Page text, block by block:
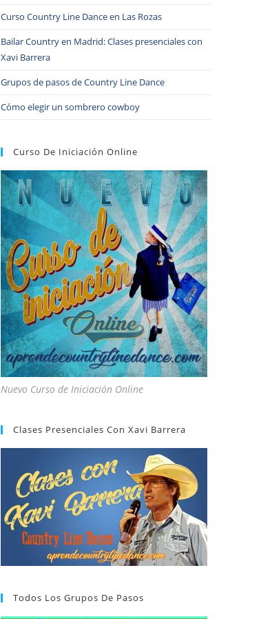
Curso Country Line Dance en Las Rozas
Bailar Country en Madrid: Clases presenciales con
Xavi Barrera
Grupos de pasos de Country Line Dance
Cómo elegir un sombrero cowboy
Curso De Iniciación Online
Nuevo Curso de Iniciación Online
Clases Presenciales Con Xavi Barrera
Todos Los Grupos De Pasos